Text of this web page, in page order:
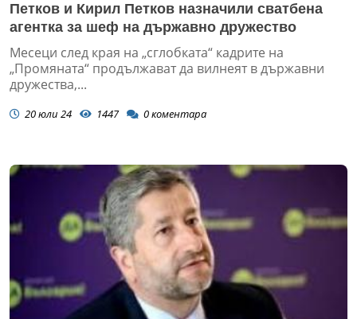
Петков и Кирил Петков назначили сватбена
агентка за шеф на държавно дружество
Месеци след края на „сглобката“ кадрите на
„Промяната“ продължават да вилнеят в държавни
дружества,...
20 юли 24 1447 0коментара